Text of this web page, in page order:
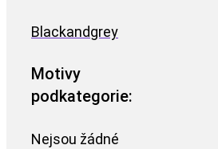
Blackandgrey
Motivy
podkategorie:
Nejsou žádné